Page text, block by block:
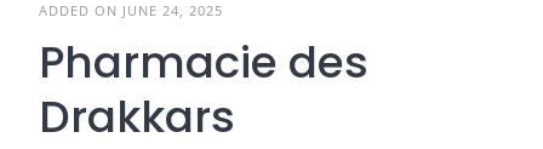
ADDED ON JUNE 24, 2025
Pharmacie des
Drakkars